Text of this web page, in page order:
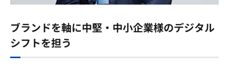
ブランドを軸に中堅・中小企業様のデジタル
シフトを担う